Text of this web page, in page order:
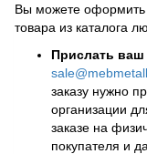
Вы можете оформить
товара из каталога
Прислать ваш
заказу нужно
организации
заказе на
покупателя и